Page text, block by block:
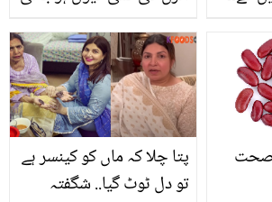
کرنے والی قدرتی غذاؤں کے
بارے میں اہم معلومات
سی
گی؟
پتا چلا کہ ماں کو کینسر ہے
تو دل ٹوٹ گیا.. شگفتہ
صحت